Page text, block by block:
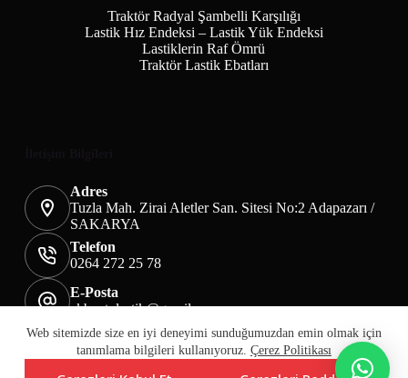
Web sitemizde size en iyi deneyimi sunduğumuzdan emin olmak için
tanımlama bilgileri kullanıyoruz. Çerez Politikası
Traktör Radyal Şambelli Karşılığı
Lastik Hız Endeksi – Lastik Yük Endeksi
Lastiklerin Raf Ömrü
Traktör Lastik Ebatları
Adres
Tuzla Mah. Zirai Aletler San. Sitesi No:2 Adapazarı /
SAKARYA
Telefon
0264 272 25 78
E-Posta
akbaotolastik@gmail.com
Mesafeli Satış Sözleşmesi
Teslimat&İade
Üyelik KVKK Sayfası
Çerez Politikası